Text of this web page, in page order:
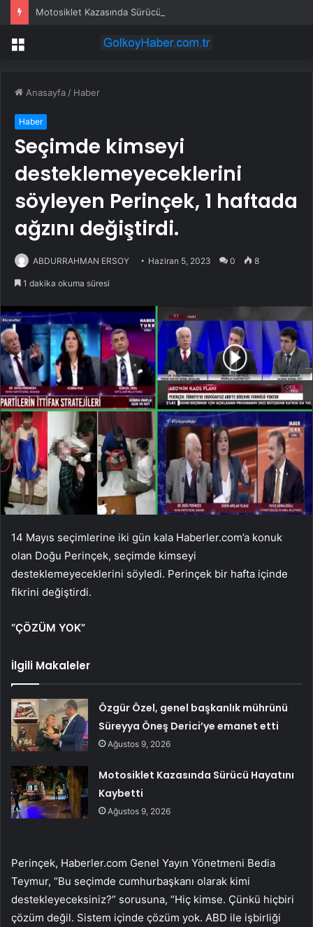
Motosiklet Kazasında Sürücü Hayatını Kaybetti
Menü
Anasayfa / Haber
Haber
Seçimde kimseyi
desteklemeyeceklerini
söyleyen Perinçek, 1 haftada
ağzını değiştirdi.
ABDURRAHMAN ERSOY Haziran 5, 2023 0 8
1 dakika okuma süresi
14 Mayıs seçimlerine iki gün kala Haberler.com’a konuk
olan Doğu Perinçek, seçimde kimseyi
desteklemeyeceklerini söyledi. Perinçek bir hafta içinde
fikrini değiştirdi.
“ÇÖZÜM YOK”
İlgili Makaleler
Özgür Özel, genel başkanlık mührünü
Süreyya Öneş Derici’ye emanet etti
Ağustos 9, 2026
Motosiklet Kazasında Sürücü Hayatını
Kaybetti
Ağustos 9, 2026
Perinçek, Haberler.com Genel Yayın Yönetmeni Bedia
Teymur, “Bu seçimde cumhurbaşkanı olarak kimi
destekleyeceksiniz?” sorusuna, “Hiç kimse. Çünkü hiçbiri
çözüm değil. Sistem içinde çözüm yok. ABD ile işbirliği